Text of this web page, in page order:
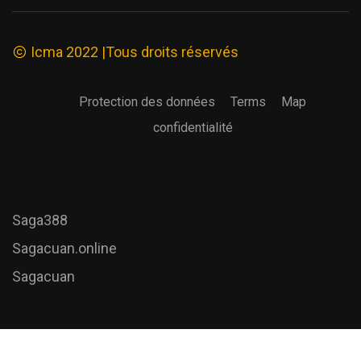
Icma 2022 |Tous droits réservés
Protection des données Terms
Map
confidentialité
Saga388
Sagacuan.online
Sagacuan